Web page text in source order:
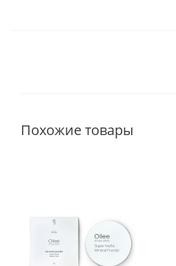
Похожие товары